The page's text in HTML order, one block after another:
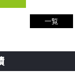
一覧